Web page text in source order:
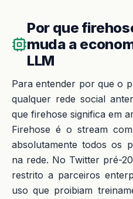
Por que
muda a
LLM
Para entender por que o
qualquer rede social
que firehose significa em
Firehose é o stream
absolutamente todos os
na rede. No Twitter pré-
restrito a parceiros
uso que proibiam